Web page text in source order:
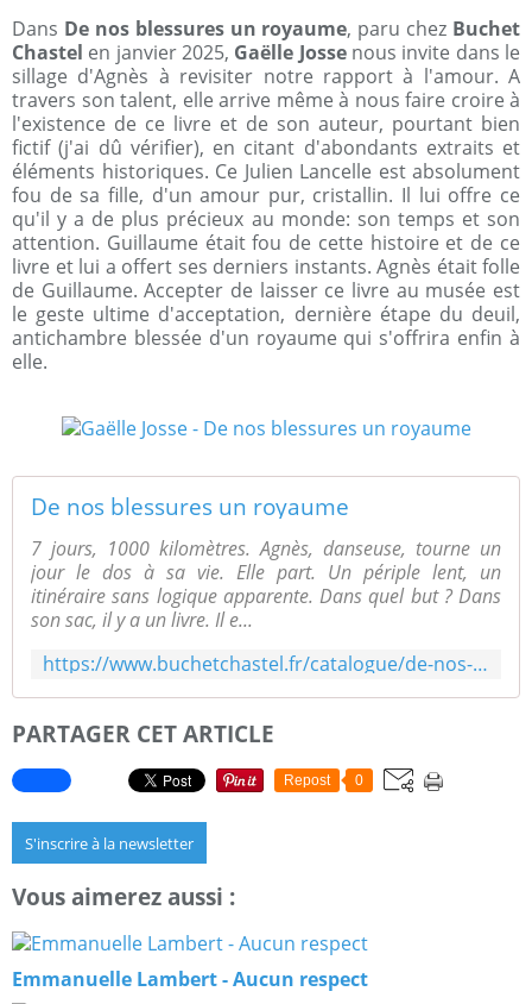
Dans De nos blessures un royaume, paru chez Buchet
Chastel en janvier 2025, Gaëlle Jossenous invite dans le
sillage d'Agnès à revisiter notre rapport à l'amour. A
travers son talent, elle arrive même à nous faire croire à
l'existence de ce livre et de son auteur, pourtant bien
fictif (j'ai dû vérifier), en citant d'abondants extraits et
éléments historiques. Ce Julien Lancelle est absolument
fou de sa fille, d'un amour pur, cristallin. Il lui offre ce
qu'il y a de plus précieux au monde: son temps et son
attention. Guillaume était fou de cette histoire et de ce
livre et lui a offert ses derniers instants. Agnès était folle
de Guillaume. Accepter de laisser ce livre au musée est
le geste ultime d'acceptation, dernière étape du deuil,
antichambre blessée d'un royaume qui s'offrira enfin à
elle.
De nos blessures un royaume
7 jours, 1000 kilomètres. Agnès, danseuse, tourne un
jour le dos à sa vie. Elle part. Un périple lent, un
itinéraire sans logique apparente. Dans quel but ? Dans
son sac, il y a un livre. Il e...
https://www.buchetchastel.fr/catalogue/de-nos-blessures-un-royaume/
PARTAGER CET ARTICLE
Repost 0
S'inscrire à la newsletter
Vous aimerez aussi :
Emmanuelle Lambert - Aucun respect